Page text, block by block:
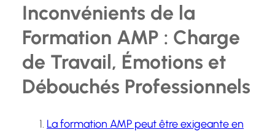
Inconvénients de la
Formation AMP : Charge
de Travail, Émotions et
Débouchés Professionnels
La formation AMP peut être exigeante en